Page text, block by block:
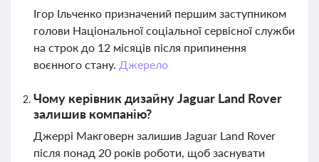
Ігор Ільченко призначений першим заступником
голови Національної соціальної сервісної служби
на строк до 12 місяців після припинення
воєнного стану. Джерело
Чому керівник дизайну Jaguar Land Rover
залишив компанію?
Джеррі Макговерн залишив Jaguar Land Rover
після понад 20 років роботи, щоб заснувати